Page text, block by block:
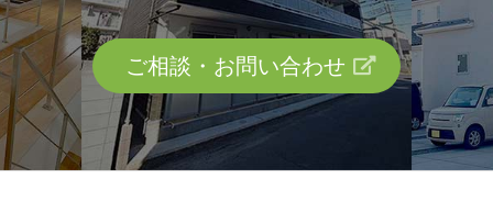
ご相談・お問い合わせ